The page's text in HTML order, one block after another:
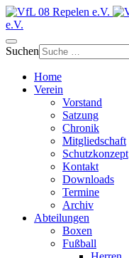
e.V.
Suchen
Home
Verein
Vorstand
Satzung
Chronik
Mitgliedschaft
Schutzkonzept
Kontakt
Downloads
Termine
Archiv
Abteilungen
Boxen
Fußball